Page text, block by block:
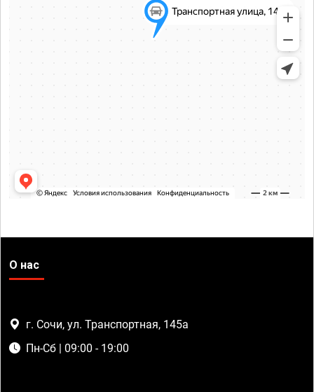
О нас
г. Сочи, ул. Транспортная, 145а
Пн-Сб | 09:00 - 19:00